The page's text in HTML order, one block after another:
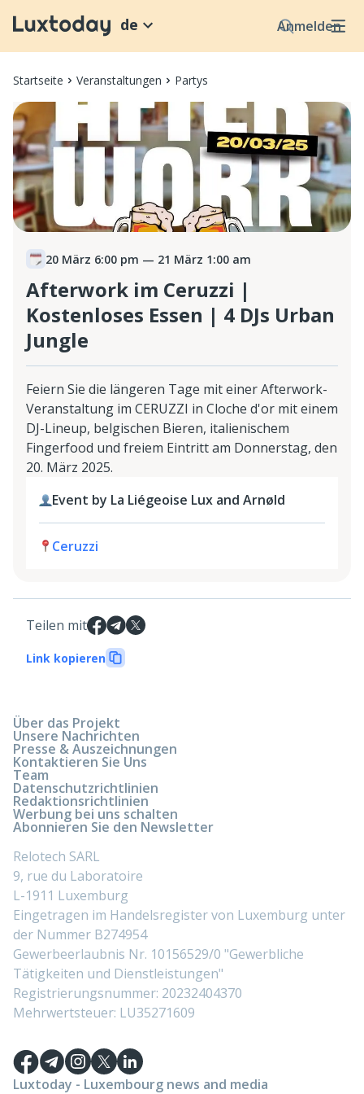
Anmelden
de
Startseite Veranstaltungen Partys
20 März 6:00 pm — 21 März 1:00 am
Afterwork im Ceruzzi |
Kostenloses Essen | 4 DJs Urban
Jungle
Feiern Sie die längeren Tage mit einer Afterwork-
Veranstaltung im CERUZZI in Cloche d'or mit einem
DJ-Lineup, belgischen Bieren, italienischem
Fingerfood und freiem Eintritt am Donnerstag, den
20. März 2025.
Event by La Liégeoise Lux and Arnøld
Ceruzzi
Teilen mit
Link kopieren
Über das Projekt
Unsere Nachrichten
Presse & Auszeichnungen
Kontaktieren Sie Uns
Team
Datenschutzrichtlinien
Redaktionsrichtlinien
Werbung bei uns schalten
Abonnieren Sie den Newsletter
Relotech SARL
9, rue du Laboratoire
L-1911 Luxemburg
Eingetragen im Handelsregister von Luxemburg unter
der Nummer B274954
Gewerbeerlaubnis Nr. 10156529/0 "Gewerbliche
Tätigkeiten und Dienstleistungen"
Registrierungsnummer: 20232404370
Mehrwertsteuer: LU35271609
Luxtoday - Luxembourg news and media